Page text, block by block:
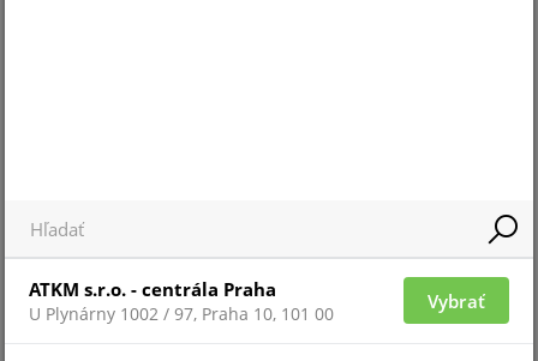
ATKM s.r.o. - centrála Praha
U Plynárny 1002 / 97, Praha 10, 101 00
Vybrať